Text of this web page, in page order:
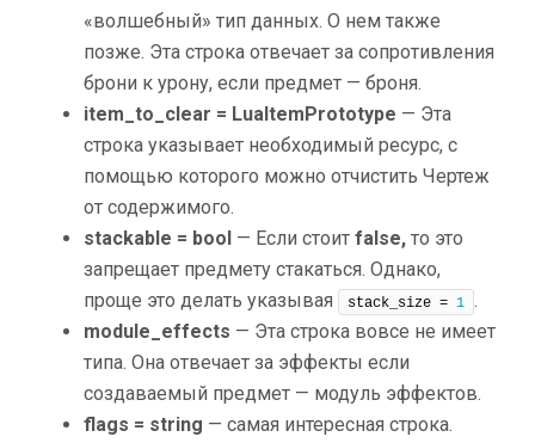
«волшебный» тип данных. О нем также
позже. Эта строка отвечает за сопротивления
брони к урону, если предмет — броня.
item_to_clear = LuaItemPrototype — Эта
строка указывает необходимый ресурс, с
помощью которого можно отчистить Чертеж
от содержимого.
stackable = bool — Если стоит false, то это
запрещает предмету стакаться. Однако,
проще это делать указывая
stack_size = 1 .
module_effects — Эта строка вовсе не имеет
типа. Она отвечает за эффекты если
создаваемый предмет — модуль эффектов.
flags = string — самая интересная строка.